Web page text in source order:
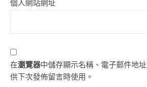
個人網站網址
在瀏覽器中儲存顯示名稱、電子郵件地
供下次發佈留言時使用。